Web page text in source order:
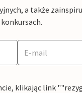
a także
klikając link